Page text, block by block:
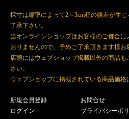
採寸は縮率によって2～3cm程の誤差が生
了承下さい。
当オンラインショップはお客様のご都合
おりませんので、予めご了承頂きます様お
店頭にはウェブショップ掲載以外の商品
さい。
ウェブショップに掲載されている商品価格
新規会員登録
ログイン
お問合せ
プライバシーポ